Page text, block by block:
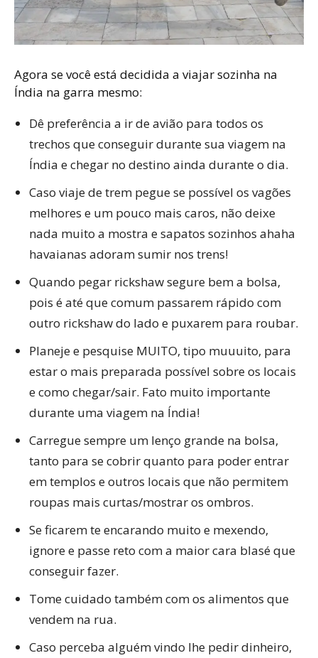
Agora se você está decidida a viajar sozinha na
Índia na garra mesmo:
Dê preferência a ir de avião para todos os
trechos que conseguir durante sua viagem na
Índia e chegar no destino ainda durante o dia.
Caso viaje de trem pegue se possível os vagões
melhores e um pouco mais caros, não deixe
nada muito a mostra e sapatos sozinhos ahaha
havaianas adoram sumir nos trens!
Quando pegar rickshaw segure bem a bolsa,
pois é até que comum passarem rápido com
outro rickshaw do lado e puxarem para roubar.
Planeje e pesquise MUITO, tipo muuuito, para
estar o mais preparada possível sobre os locais
e como chegar/sair. Fato muito importante
durante uma viagem na Índia!
Carregue sempre um lenço grande na bolsa,
tanto para se cobrir quanto para poder entrar
em templos e outros locais que não permitem
roupas mais curtas/mostrar os ombros.
Se ficarem te encarando muito e mexendo,
ignore e passe reto com a maior cara blasé que
conseguir fazer.
Tome cuidado também com os alimentos que
vendem na rua.
Caso perceba alguém vindo lhe pedir dinheiro,